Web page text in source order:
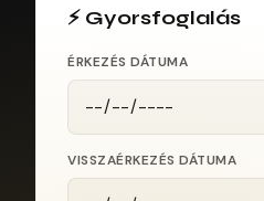
⚡ Gyorsfoglalás
ÉRKEZÉS DÁTUMA
VISSZAÉRKEZÉS DÁTUMA